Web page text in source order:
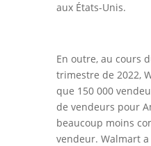
aux États-Unis.
En outre, au cours
trimestre de 2022,
que 150 000
de vendeurs pour
beaucoup moins
vendeur. Walmart